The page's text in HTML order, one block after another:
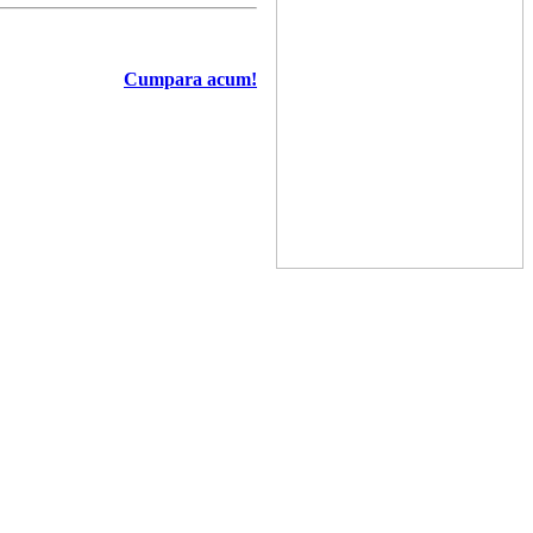
Cumpara acum!